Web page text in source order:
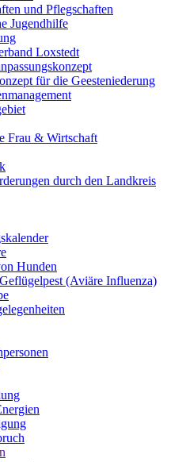
und Pflegschaften
Jugendhilfe
Loxstedt
für die Geesteniederung
Frau & Wirtschaft
durch den Landkreis
Hunden
(Aviäre Influenza)